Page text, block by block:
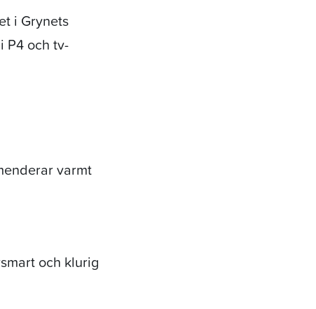
i Grynets
P4 och tv-
varmt
och klurig